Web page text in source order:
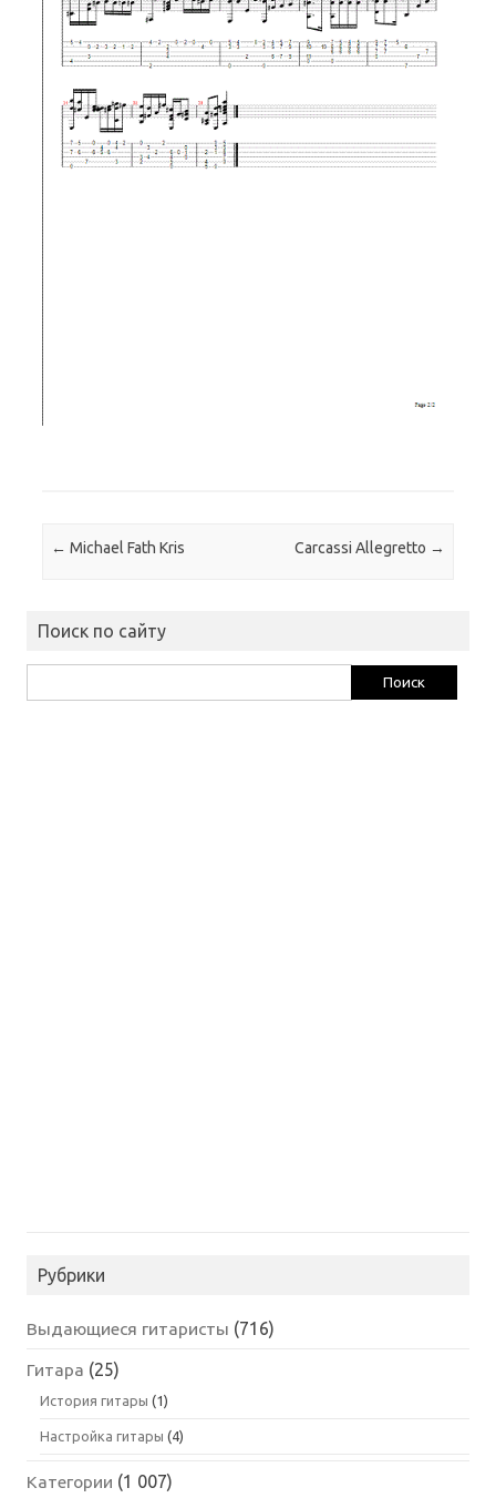
Навигация по записям
← Michael Fath Kris Carcassi Allegretto →
Поиск по сайту
Рубрики
Выдающиеся гитаристы (716)
Гитара (25)
История гитары (1)
Настройка гитары (4)
Категории (1 007)